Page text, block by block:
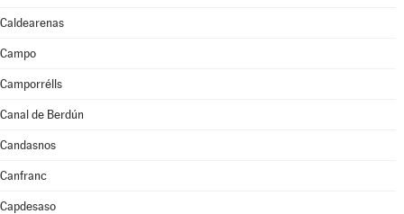
Caldearenas
Campo
Camporrélls
Canal de Berdún
Candasnos
Canfranc
Capdesaso